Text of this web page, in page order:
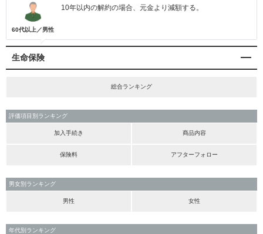
60代以上／男性
10年以内の解約の場合、元金より減額する。
生命保険
総合ランキング
評価項目別ランキング
加入手続き 商品内容
保険料 アフターフォロー
男女別ランキング
男性 女性
年代別ランキング